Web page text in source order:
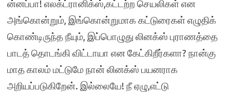
ன்னப்பா! எலக்ட்ரானிக்ஸ்,கட்டற்ற செயலிகள் என
அங்கொன்றும், இங்கொன்றுமாக கட்டுரைகள் எழுதிக்
கொண்டிருந்த நீயும், இப்பொழுது லினக்ஸ் புராணத்தை
பாடத் தொடங்கி விட்டாயா என கேட்கிறீர்களா? நான்கு
மாத காலம் மட்டுமே நான் லினக்ஸ் பயனராக
அறியப்படுகிறேன். இல்லையே! நீ ஏழு,எட்டு